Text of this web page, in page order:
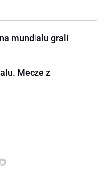
mundialu grali
Mecze z